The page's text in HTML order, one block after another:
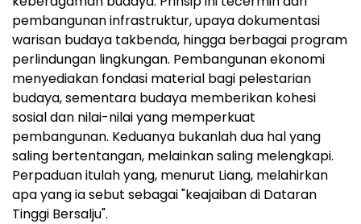
pembangunan infrastruktur, upaya dokumentasi
warisan budaya takbenda, hingga berbagai program
perlindungan lingkungan. Pembangunan ekonomi
menyediakan fondasi material bagi pelestarian
budaya, sementara budaya memberikan kohesi
sosial dan nilai-nilai yang memperkuat
pembangunan. Keduanya bukanlah dua hal yang
saling bertentangan, melainkan saling melengkapi.
Perpaduan itulah yang, menurut Liang, melahirkan
apa yang ia sebut sebagai "keajaiban di Dataran
Tinggi Bersalju".